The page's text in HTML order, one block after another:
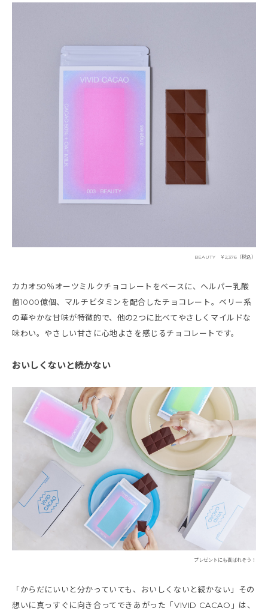
BEAUTY ￥2,376（税込）
カカオ50％オーツミルクチョコレートをベースに、ヘルパー乳酸
菌1000億個、マルチビタミンを配合したチョコレート。ベリー系
の華やかな甘味が特徴的で、他の2つに比べてやさしくマイルドな
味わい。やさしい甘さに心地よさを感じるチョコレートです。
おいしくないと続かない
プレゼントにも喜ばれそう！
「からだにいいと分かっていても、おいしくないと続かない」その
想いに真っすぐに向き合ってできあがった「VIVID CACAO」は、